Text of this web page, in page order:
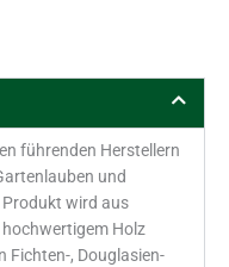
führenden Herstellern
und
wird aus
Holz
Fichten-, Douglasien-